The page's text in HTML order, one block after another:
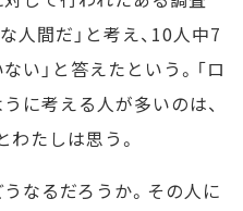
人間だ」と考え、10人中7
い」と答えたという。「ロ
に考える人が多いのは、
たしは思う。
なるだろうか。その人に